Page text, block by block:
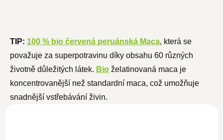
TIP: 100 % bio červená peruánská Maca, která se
považuje za superpotravinu díky obsahu 60 různých
životně důležitých látek. Bio želatinovaná maca je
koncentrovanější než standardní maca, což umožňuje
snadnější vstřebávání živin.